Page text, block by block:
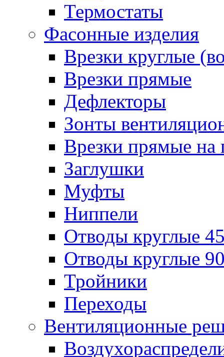
Термостаты
Фасонные изделия
Врезки круглые
Врезки прямые
Дефлекторы
Зонты
Врезки прямые на
Заглушки
Муфты
Ниппели
Отводы круглые
Отводы круглые
Тройники
Переходы
Вентиляционные